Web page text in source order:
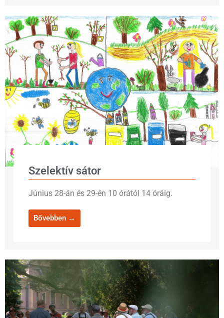
Szelektív sátor
Június 28-án és 29-én 10 órától 14 óráig.
Bővebben →